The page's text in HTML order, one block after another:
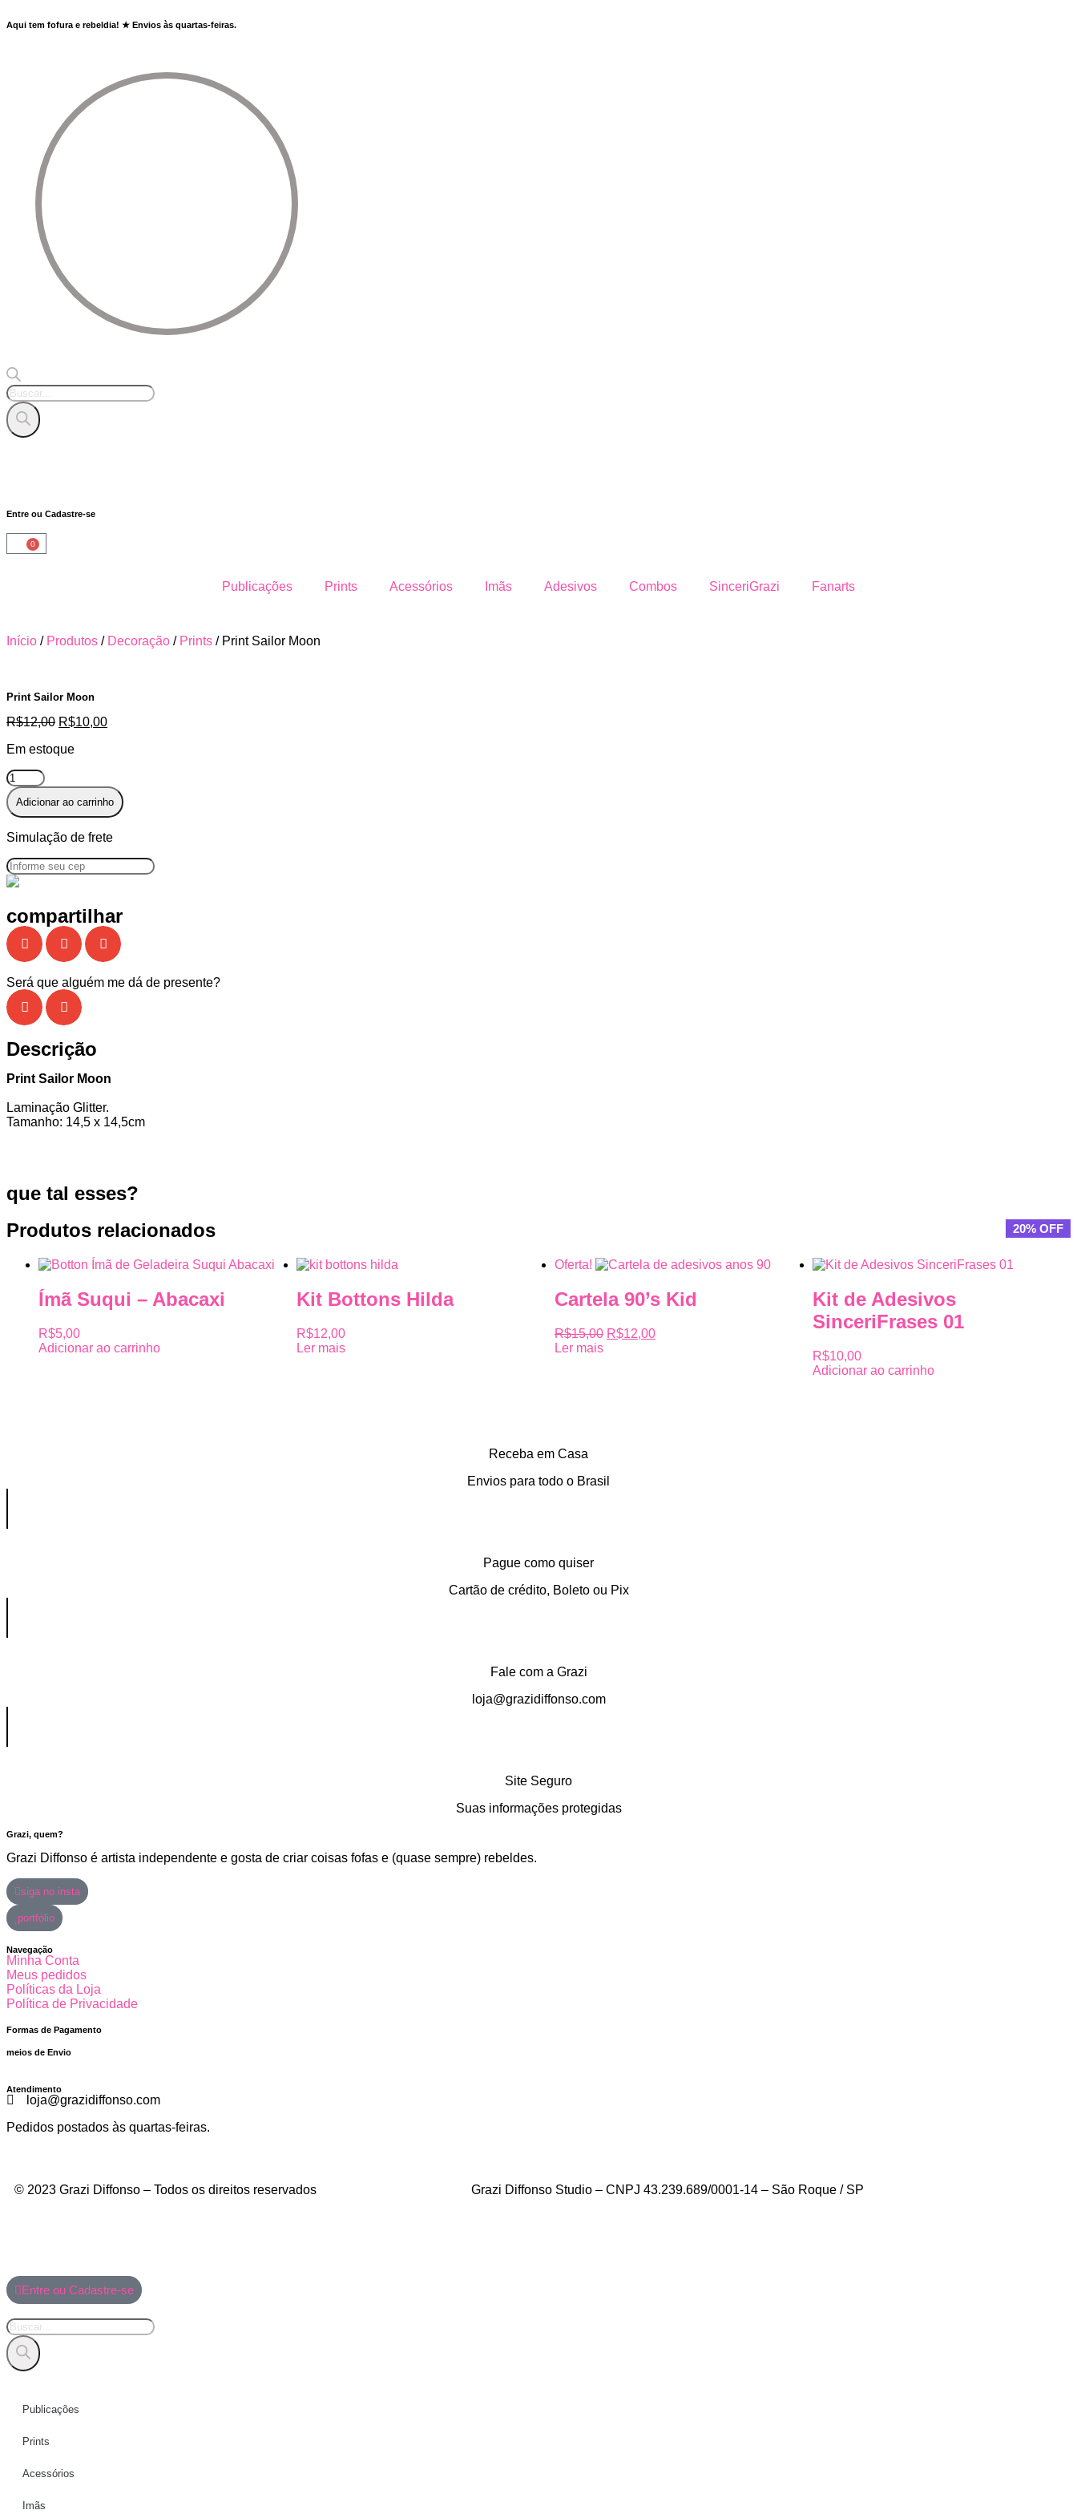
Aqui tem fofura e rebeldia! ★ Envios às quartas-feiras.
Entre ou Cadastre-se
0
Publicações Prints Acessórios Imãs Adesivos Combos SinceriGrazi Fanarts
Início / Produtos / Decoração / Prints / Print Sailor Moon
Print Sailor Moon
R$12,00 R$10,00
Em estoque
Adicionar ao carrinho
Simulação de frete
compartilhar
Será que alguém me dá de presente?
Descrição
Print Sailor Moon
Laminação Glitter.
Tamanho: 14,5 x 14,5cm
que tal esses?
Produtos relacionados
Ímã Suqui – Abacaxi
R$5,00
Adicionar ao carrinho
Kit Bottons Hilda
R$12,00
Ler mais
Oferta!
20% OFF
Cartela 90’s Kid
R$15,00 R$12,00
Ler mais
Kit de Adesivos
SinceriFrases 01
R$10,00
Adicionar ao carrinho
Receba em Casa
Envios para todo o Brasil
Pague como quiser
Cartão de crédito, Boleto ou Pix
Fale com a Grazi
loja@grazidiffonso.com
Site Seguro
Suas informações protegidas
Grazi, quem?
Grazi Diffonso é artista independente e gosta de criar coisas fofas e (quase sempre) rebeldes.
siga no insta
portfólio
Navegação
Minha Conta
Meus pedidos
Políticas da Loja
Política de Privacidade
Formas de Pagamento
meios de Envio
Atendimento
loja@grazidiffonso.com
Pedidos postados às quartas-feiras.
© 2023 Grazi Diffonso – Todos os direitos reservados Grazi Diffonso Studio – CNPJ 43.239.689/0001-14 – São Roque / SP
Entre ou Cadastre-se
Publicações
Prints
Acessórios
Imãs